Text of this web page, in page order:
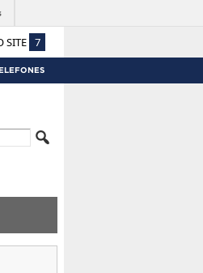
SITE 7